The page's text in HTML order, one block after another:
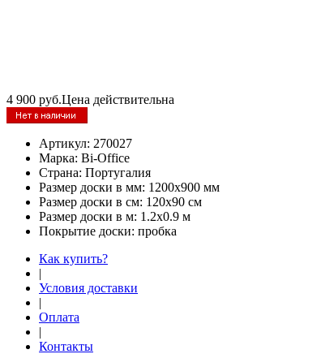
4 900 руб.Цена действительна
Артикул: 270027
Марка: Bi-Office
Страна: Португалия
Размер доски в мм: 1200х900 мм
Размер доски в см: 120х90 см
Размер доски в м: 1.2х0.9 м
Покрытие доски: пробка
Как купить?
|
Условия доставки
|
Оплата
|
Контакты